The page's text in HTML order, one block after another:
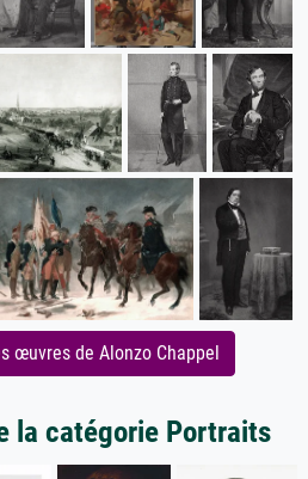
œuvres de Alonzo Chappel
la catégorie Portraits